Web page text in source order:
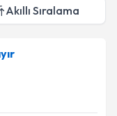
Akıllı Sıralama